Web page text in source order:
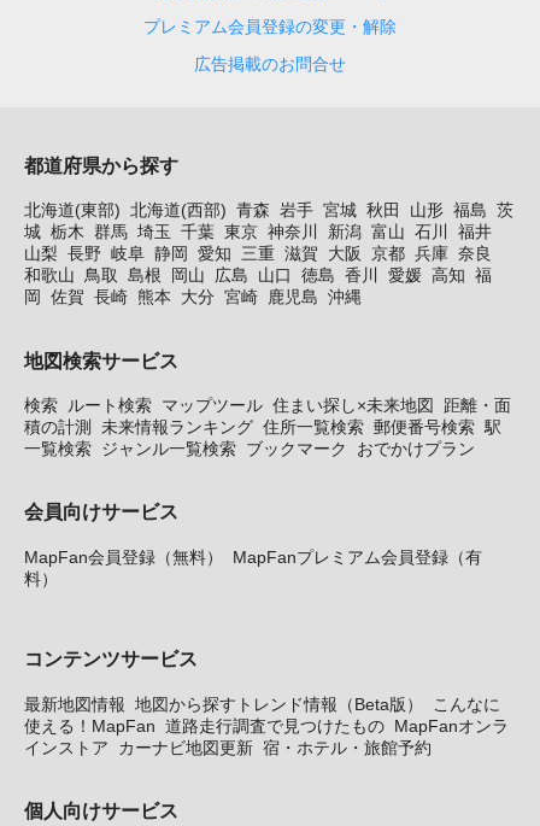
プレミアム会員登録の変更・解除
広告掲載のお問合せ
都道府県から探す
北海道(東部) 北海道(西部) 青森 岩手 宮城 秋田 山形 福島 茨
城 栃木 群馬 埼玉 千葉 東京 神奈川 新潟 富山 石川
福井
山梨 長野 岐阜 静岡 愛知 三重 滋賀 大阪 京都 兵庫 奈良
和歌山 鳥取 島根 岡山 広島 山口 徳島 香川 愛媛 高知 福
岡
佐賀 長崎 熊本 大分 宮崎 鹿児島 沖縄
地図検索サービス
検索 ルート検索 マップツール 住まい探し×未来地図
距離・面
積の計測
未来情報ランキング 住所一覧検索 郵便番号検索 駅
一覧検索 ジャンル一覧検索 ブックマーク おでかけプラン
会員向けサービス
MapFan会員登録（無料）
MapFanプレミアム会員登録（有
料）
コンテンツサービス
最新地図情報 地図から探すトレンド情報（Beta版）
こんなに
使える！MapFan 道路走行調査で見つけたもの MapFanオンラ
インストア
カーナビ地図更新 宿・ホテル・旅館予約
個人向けサービス